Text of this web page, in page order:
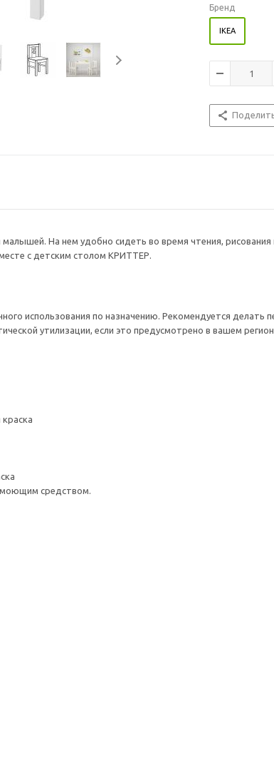
Бренд
IKEA
На нем удобно сидеть во время чтения,
с детским столом КРИТТЕР.
использования по назначению. Рекомендуется
утилизации, если это предусмотрено в вашем
моющим средством.